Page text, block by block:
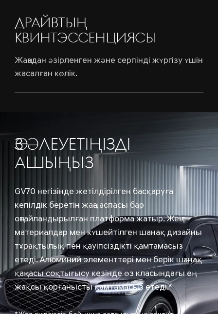
ДРАЙВТЫҢ
КВИНТЭССЕНЦИЯСЫ
Жаңадан әзірленген және серпінді жүргізу үшін
жасалған көлік.
ӨЗ ӘЛЕУЕТІҢІЗДІ
АШЫҢЫЗ
GV70 негізінде жетілдірілген басқаруға
кепілдік беретін жаңа аспасы бар
оңтайландырылған платформа жатыр. Жеңіл
материалдар мен күшейтілген шанақ дизайны
тұрақтылық пен қауіпсіздікті қамтамасыз
етеді. Алюминий элементтері мен берік шанақ
қаңқасы соқтығысу кезінде өз класындағы ең
жақсы қорғанысты қамтамасыз етеді.*